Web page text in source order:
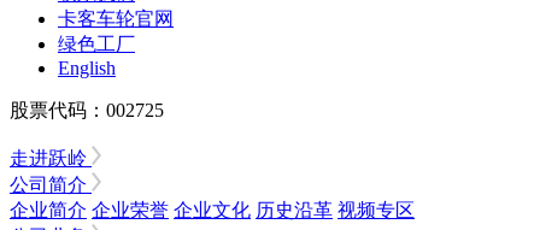
卡客车轮官网
绿色工厂
English
股票代码：002725
走进跃岭
公司简介
企业简介 企业荣誉 企业文化 历史沿革 视频专区